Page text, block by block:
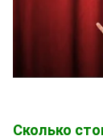
Сколько